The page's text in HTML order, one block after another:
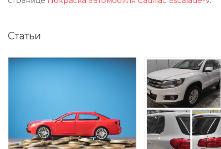
Статьи